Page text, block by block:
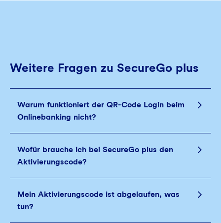
Weitere Fragen zu SecureGo plus
Warum funktioniert der QR-Code Login beim
Onlinebanking nicht?
Wofür brauche ich bei SecureGo plus den
Aktivierungscode?
Mein Aktivierungscode ist abgelaufen, was
tun?